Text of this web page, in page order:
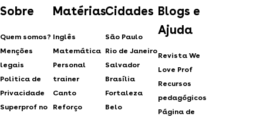
Sobre
Quem somos?
Menções
legais
Politica de
Privacidade
Superprof no
Matérias
Inglês
Matemática
Personal
trainer
Canto
Reforço
Cidades
São Paulo
Rio de Janeiro
Salvador
Brasília
Fortaleza
Belo
Blogs e
Ajuda
Revista We
Love Prof
Recursos
pedagógicos
Página de